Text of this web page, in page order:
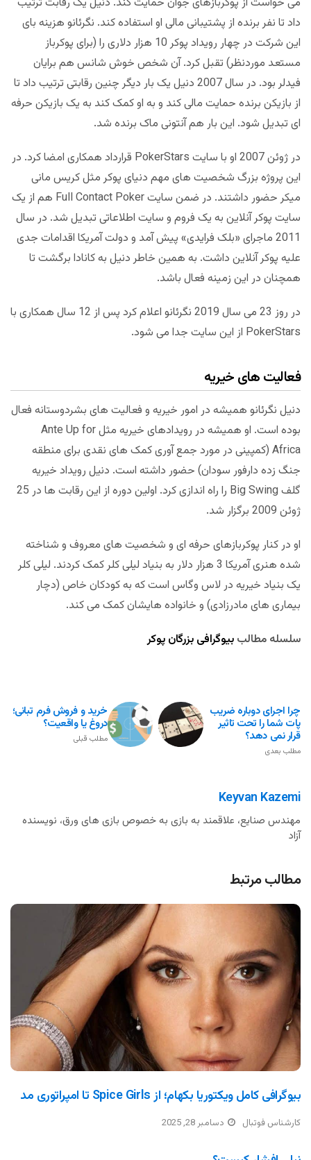
داد تا نفر برنده از پشتیبانی مالی او استفاده کند. نگرئانو هزینه بای
این شرکت در چهار رویداد پوکر 10 هزار دلاری را (برای پوکرباز
مستعد موردنظر) تقبل کرد. آن شخص خوش شانس هم برایان
فیدلر بود. در سال 2007 دنیل یک بار دیگر چنین رقابتی ترتیب داد تا
از بازیکن برنده حمایت مالی کند و به او کمک کند به یک بازیکن حرفه
ای تبدیل شود. این بار هم آنتونی ماک برنده شد.
در ژوئن 2007 او با سایت PokerStars قرارداد همکاری امضا کرد. در
این پروژه بزرگ شخصیت های مهم دنیای پوکر مثل کریس مانی
میکر حضور داشتند. در ضمن سایت Full Contact Poker هم از یک
سایت پوکر آنلاین به یک فروم و سایت اطلاعاتی تبدیل شد. در سال
2011 ماجرای «بلک فرایدی» پیش آمد و دولت آمریکا اقدامات جدی
علیه پوکر آنلاین داشت. به همین خاطر دنیل به کانادا برگشت تا
همچنان در این زمینه فعال باشد.
در روز 23 می سال 2019 نگرئانو اعلام کرد پس از 12 سال همکاری با
PokerStars از این سایت جدا می شود.
فعالیت های خیریه
دنیل نگرئانو همیشه در امور خیریه و فعالیت های بشردوستانه فعال
بوده است. او همیشه در رویدادهای خیریه مثل Ante Up for
Africa (کمپینی در مورد جمع آوری کمک های نقدی برای منطقه
جنگ زده دارفور سودان) حضور داشته است. دنیل رویداد خیریه
گلف Big Swing را راه اندازی کرد. اولین دوره از این رقابت ها در 25
ژوئن 2009 برگزار شد.
او در کنار پوکربازهای حرفه ای و شخصیت های معروف و شناخته
شده هنری آمریکا 3 هزار دلار به بنیاد لیلی کلر کمک کردند. لیلی کلر
یک بنیاد خیریه در لاس وگاس است که به کودکان خاص (دچار
بیماری های مادرزادی) و خانواده هایشان کمک می کند.
سلسله مطالب بیوگرافی بزرگان پوکر
خرید و فروش فرم تبانی؛
دروغ یا واقعیت؟
مطلب قبلی
چرا اجرای دوباره ضریب
پات شما را تحت تاثیر
قرار نمی دهد؟
مطلب بعدی
Keyvan Kazemi
مهندس صنایع، علاقمند به بازی به خصوص بازی های ورق، نویسنده
آزاد
مطالب مرتبط
بیوگرافی کامل ویکتوریا بکهام؛ از Spice Girls تا امپراتوری مد
کارشناس فوتبال دسامبر 28, 2025